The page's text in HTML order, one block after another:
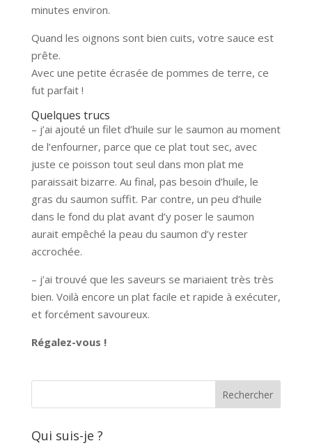
minutes environ.
Quand les oignons sont bien cuits, votre sauce est
prête.
Avec une petite écrasée de pommes de terre, ce
fut parfait !
Quelques trucs
– j’ai ajouté un filet d’huile sur le saumon au moment
de l’enfourner, parce que ce plat tout sec, avec
juste ce poisson tout seul dans mon plat me
paraissait bizarre. Au final, pas besoin d’huile, le
gras du saumon suffit. Par contre, un peu d’huile
dans le fond du plat avant d’y poser le saumon
aurait empêché la peau du saumon d’y rester
accrochée.
– j’ai trouvé que les saveurs se mariaient très très
bien. Voilà encore un plat facile et rapide à exécuter,
et forcément savoureux.
Régalez-vous !
Qui suis-je ?